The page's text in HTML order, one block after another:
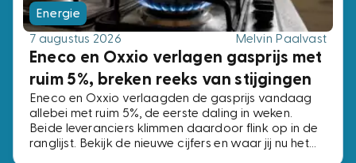
Energie
7 augustus 2026
Melvin Paalvast
Eneco en Oxxio verlagen gasprijs met
ruim 5%, breken reeks van stijgingen
Eneco en Oxxio verlaagden de gasprijs vandaag
allebei met ruim 5%, de eerste daling in weken.
Beide leveranciers klimmen daardoor flink op in de
ranglijst. Bekijk de nieuwe cijfers en waar jij nu het